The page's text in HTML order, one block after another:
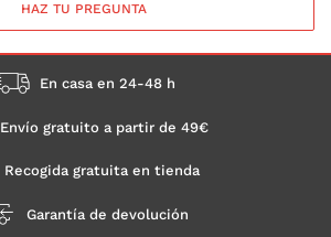
HAZ TU PREGUNTA
En casa en 24-48 h
Envío gratuito a partir de 49€
Recogida gratuita en tienda
Garantía de devolución